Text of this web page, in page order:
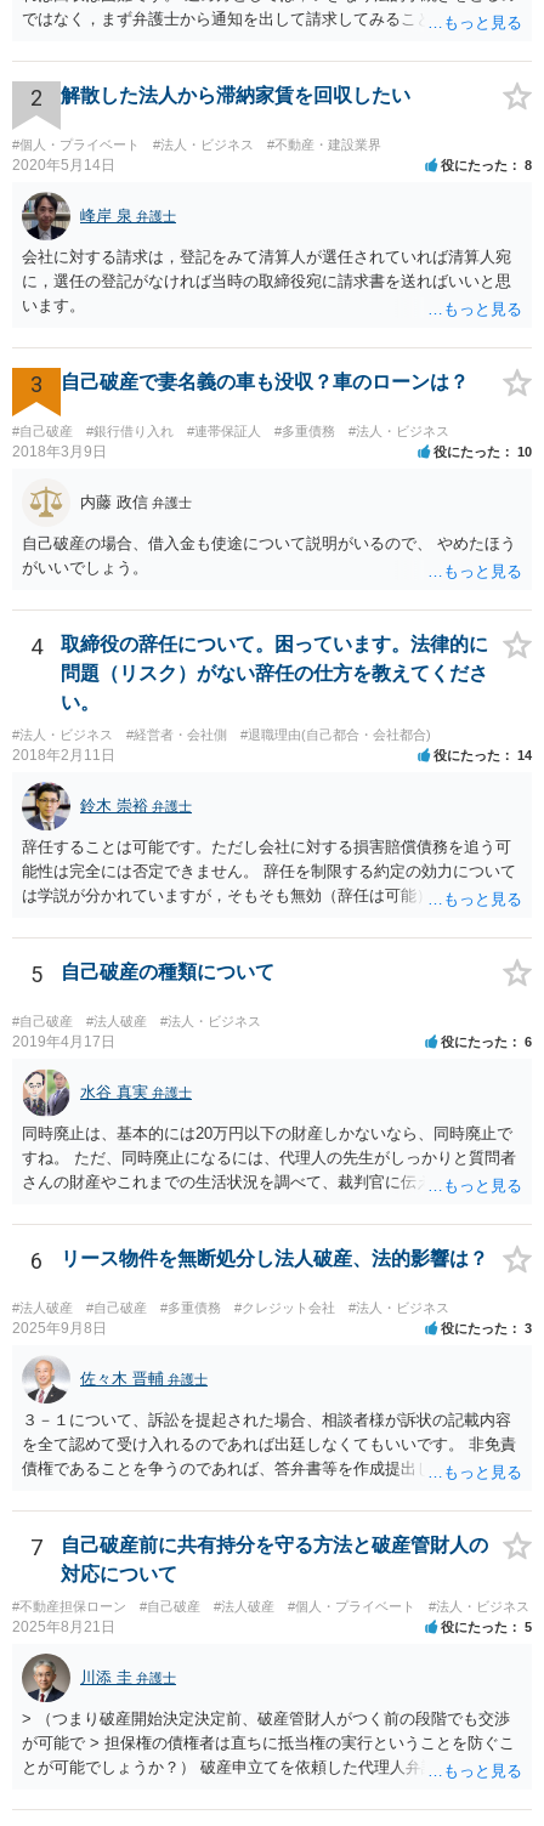
ではなく，まず弁護士から通知を出して請求してみることを検討すべ
2 解散した法人から滞納家賃を回収したい
#個人・プライベート #法人・ビジネス #不動産・建設業界
2020年5月14日 役にたった 8
峰岸 泉 弁護士
会社に対する請求は，登記をみて清算人が選任されていれば清算人宛
に，選任の登記がなければ当時の取締役宛に請求書を送ればいいと思
います。
3 自己破産で妻名義の車も没収？車のローンは？
#自己破産 #銀行借り入れ #連帯保証人 #多重債務 #法人・ビジネス
2018年3月9日 役にたった 10
内藤 政信 弁護士
自己破産の場合、借入金も使途について説明がいるので、 やめたほう
がいいでしょう。
4
取締役の辞任について。困っています。法律的に
問題（リスク）がない辞任の仕方を教えてくださ
い。
#法人・ビジネス #経営者・会社側 #退職理由(自己都合・会社都合)
2018年2月11日 役にたった 14
鈴木 崇裕 弁護士
辞任することは可能です。ただし会社に対する損害賠償債務を追う可
能性は完全には否定できません。 辞任を制限する約定の効力について
は学説が分かれていますが，そもそも無効（辞任は可能）と考える説
る可能性があると考える説が有力です。 ただし，いずれの説をとった
場合でも，会社にとって「不利な時期」に辞任したときは，「やむを
得ない事由」がない限り，会社の損害を賠償しなければならなくなり
ます。 健康上の理由は「やむを得ない事由」の典型ですが，程度によ
って異なります。 子会社の代表取締役が辞任を認めてくれるのであれ
必要ありません。 なお，子会社の代表取締役には，取締役辞任の登記
をしてもらわなければなりません。 親会社が株主代表訴訟を提起する
ことは理論上可能ですが，あなたに対して追及できる責任は，あなた
自身が会社に対して追う責任（例えば任務懈怠責任）の範囲に留まり
ます。子会社の負債をあなたに負わせることはできません。 実際上問
いてくれないと，辞任の登記をするためには，最終的には訴訟を提起
5 自己破産の種類について
#自己破産 #法人破産 #法人・ビジネス
2019年4月17日 役にたった 6
水谷 真実 弁護士
同時廃止は、基本的には20万円以下の財産しかないなら、同時廃止で
すね。 ただ、同時廃止になるには、代理人の先生がしっかりと質問者
さんの財産やこれまでの生活状況を調べて、裁判官に伝える必要があ
して、代理人の先生が同時廃止でいけるというなら、同時廃止になる
でしょう。
6 リース物件を無断処分し法人破産、法的影響は？
#法人破産 #自己破産 #多重債務 #クレジット会社 #法人・ビジネス
2025年9月8日 役にたった 3
佐々木 晋輔 弁護士
３－１について、訴訟を提起された場合、相談者様が訴状の記載内容
を全て認めて受け入れるのであれば出廷しなくてもいいです。 非免責
債権であることを争うのであれば、答弁書等を作成提出して反論しな
した弁護士が受ける場合でも、弁護士費用は別途必要になると思いま
す。 ３－２について、上記のとおり、破産とは別で弁護士費用が必要
になると思います。 費用の額については、弁護士によって異なります
が、破産手続を受任した弁護士が受けるのであれば、低めの金額で受
けてくれるかもしれません。 弁護士を依頼するかどうかは、弁護士費
用と賠償額を比較して決められたらいいと思います。 なお、リース会
社が非免責債権であると主張するのであれば、破産手続の中（免責に
対する意見等）で主張すると思いますので、訴訟されるかどうかは破
産手続中に分かると思います。
7
自己破産前に共有持分を守る方法と破産管財人の
対応について
#不動産担保ローン #自己破産 #法人破産 #個人・プライベート #法人・ビジネス
2025年8月21日 役にたった 5
川添 圭 弁護士
> （つまり破産開始決定決定前、破産管財人がつく前の段階でも交渉
が可能で > 担保権の債権者は直ちに抵当権の実行ということを防ぐこ
とが可能でしょうか？） 破産申立てを依頼した代理人弁護士が売買に
が可能な場合もありますが、オーバーローン事案では売却代金が手元